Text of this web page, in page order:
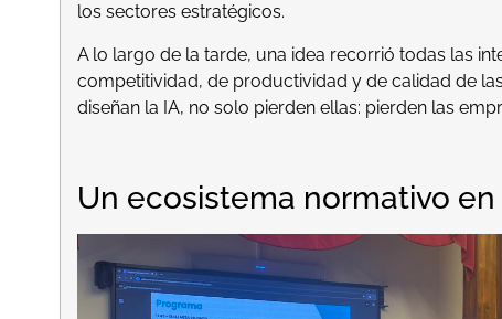
los sectores estratégicos.
A lo largo de la tarde, una idea recorrió todas las
competitividad, de productividad y de calidad de
diseñan la IA, no solo pierden ellas: pierden las
Un ecosistema normativo